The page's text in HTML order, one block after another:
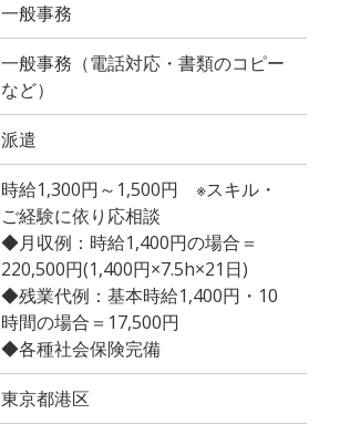
一般事務
一般事務（電話対応・書類のコピー
など）
派遣
時給1,300円～1,500円 ※スキル・
ご経験に依り応相談
◆月収例：時給1,400円の場合＝
220,500円(1,400円×7.5h×21日)
◆残業代例：基本時給1,400円・10
時間の場合＝17,500円
◆各種社会保険完備
東京都港区